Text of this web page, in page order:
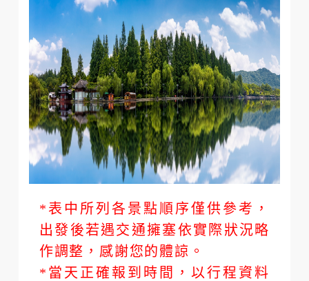
*表中所列各景點順序僅供參考，
出發後若遇交通擁塞依實際狀況略
作調整，感謝您的體諒。
*當天正確報到時間，以行程資料